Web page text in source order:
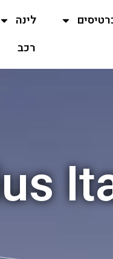
לינה
רכב